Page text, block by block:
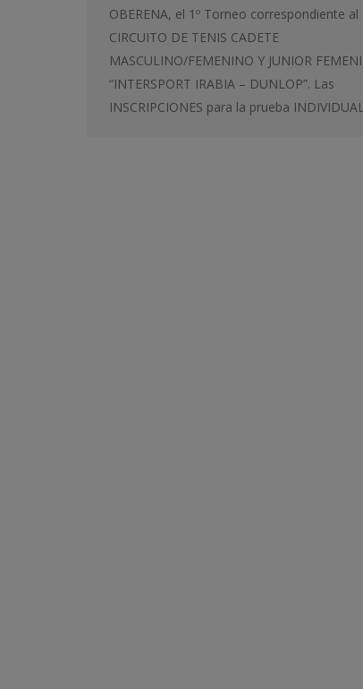
OBERENA, el 1º Torneo correspondiente al
CIRCUITO DE TENIS CADETE
MASCULINO/FEMENINO Y JUNIOR
“INTERSPORT IRABIA – DUNLOP”. Las
INSCRIPCIONES para la prueba